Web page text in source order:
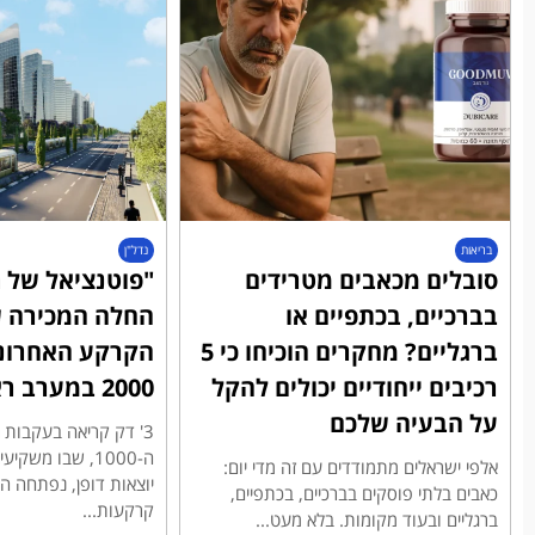
בריאות
סובלים מכאבים מטרידים
בברכיים, בכתפיים או
ברגליים? מחקרים הוכיחו כי 5
רכיבים ייחודיים יכולים להקל
על הבעיה שלכם
אלפי ישראלים מתמודדים עם זה מדי יום:
כאבים בלתי פוסקים בברכיים, בכתפיים,
ברגליים ובעוד מקומות. בלא מעט...
נדל"ן
"פוטנציאל של
החלה המכירה
הקרקע
2000 במערב ראשון לציון
3' דק קריאה
ה-1000, שבו
יוצאות דופן,
קרקעות...